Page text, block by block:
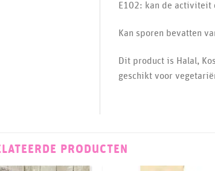
E102: kan de activiteit
Kan sporen bevatten
Dit product is Halal,
geschikt voor
PRODUCTEN